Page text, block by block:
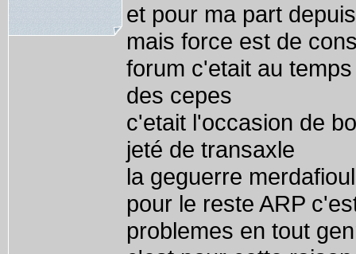
et pour ma part
mais force est de
forum c'etait au
des cepes
c'etait l'occasion de
jeté de transaxle
la geguerre
pour le reste ARP
problemes en tout